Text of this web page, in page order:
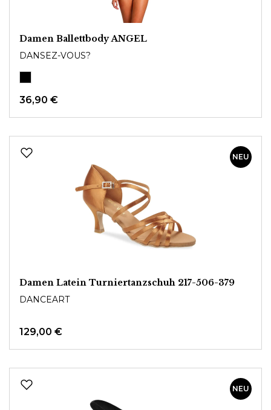
Damen Ballettbody ANGEL
DANSEZ-VOUS?
36,90 €
NEU
Damen Latein Turniertanzschuh 217-506-379
DANCEART
129,00 €
NEU